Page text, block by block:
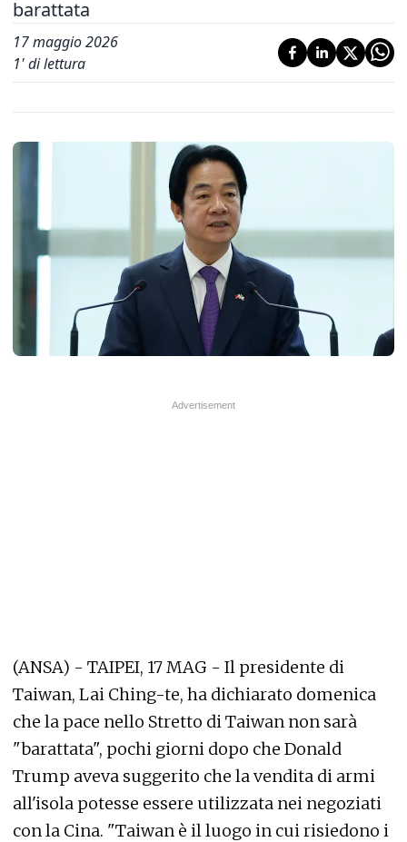
barattata
17 maggio 2026
1' di lettura
(ANSA) - TAIPEI, 17 MAG - Il presidente di
Taiwan, Lai Ching-te, ha dichiarato domenica
che la pace nello Stretto di Taiwan non sarà
"barattata", pochi giorni dopo che Donald
Trump aveva suggerito che la vendita di armi
all'isola potesse essere utilizzata nei negoziati
con la Cina. "Taiwan è il luogo in cui risiedono i